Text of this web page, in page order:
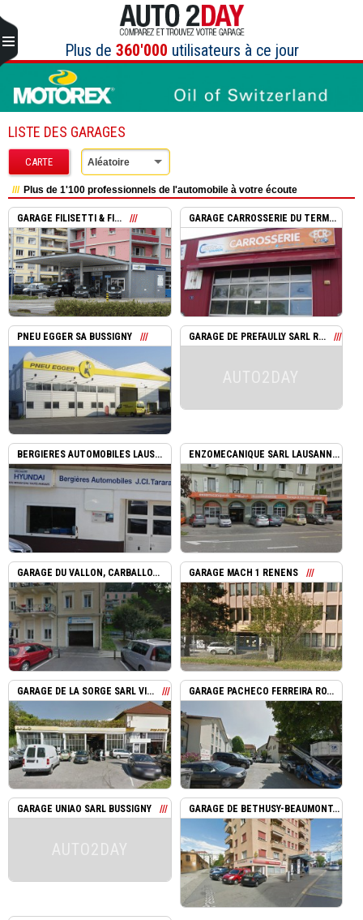
au
contenu
Plus de 360'000 utilisateurs à ce jour
LISTE DES GARAGES
CARTE Aléatoire
Plus de 1'100 professionnels de l'automobile à votre écoute
GARAGE FILISETTI & FI... GARAGE CARROSSERIE DU TERM...
PNEU EGGER SA BUSSIGNY GARAGE DE PREFAULLY SARL R...
AUTO2DAY
BERGIERES AUTOMOBILES LAUS... ENZOMECANIQUE SARL LAUSANN...
GARAGE DU VALLON, CARBALLO... GARAGE MACH 1 RENENS
GARAGE DE LA SORGE SARL VI... GARAGE PACHECO FERREIRA RO...
GARAGE UNIAO SARL BUSSIGNY
AUTO2DAY
GARAGE DE BETHUSY-BEAUMONT...